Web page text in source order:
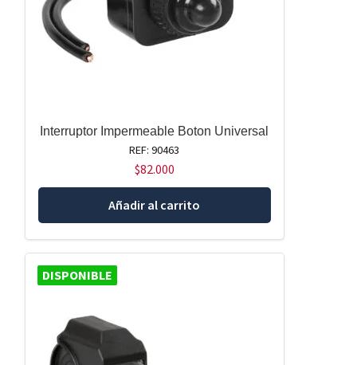
Interruptor Impermeable Boton Universal
REF: 90463
$82.000
Añadir al carrito
DISPONIBLE